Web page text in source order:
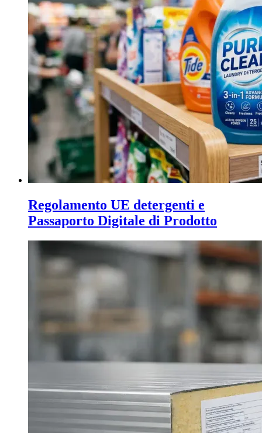
Regolamento UE detergenti e
Passaporto Digitale di Prodotto